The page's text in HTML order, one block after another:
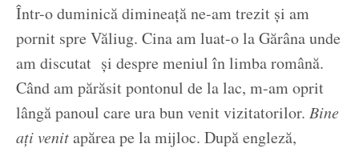
Într-o duminică dimineață ne-am trezit și am
pornit spre Văliug. Cina am luat-o la Gărâna unde
am discutat și despre meniul în limba română.
Când am părăsit pontonul de la lac, m-am oprit
lângă panoul care ura bun venit vizitatorilor. Bine
ați venitapărea pe la mijloc. După engleză,